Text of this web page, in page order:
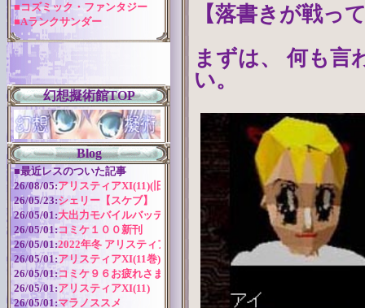
■コズミック・ファンタジー
■Aランクサンダー
幻想擬術館TOP
Blog
■最近レスのついた記事
26/08/05:アリスティアXI(11)(旧版)
26/05/23:シェリー【スケブ】
26/05/01:大出力モバイルバッテリー
26/05/01:コミケ１００新刊
26/05/01:2022年冬 アリスティアシリーズ今後の予定
26/05/01:アリスティアXI(11巻) 作成近況
26/05/01:コミケ９６お疲れさまでした！
26/05/01:アリスティアXI(11)
26/05/01:マラノススメ
【落書きが戦っ
まずは、 何も言
い。